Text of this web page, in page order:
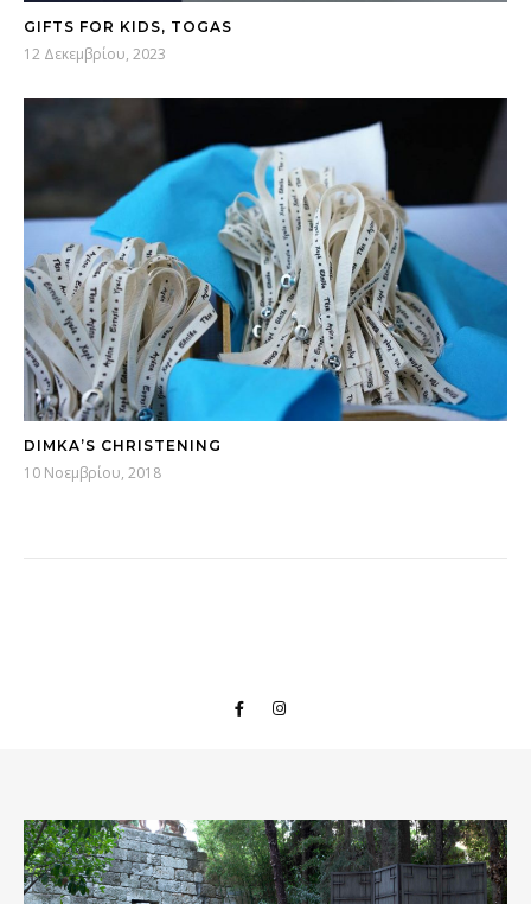
GIFTS FOR KIDS, TOGAS
12 Δεκεμβρίου, 2023
DIMKA’S CHRISTENING
10 Νοεμβρίου, 2018